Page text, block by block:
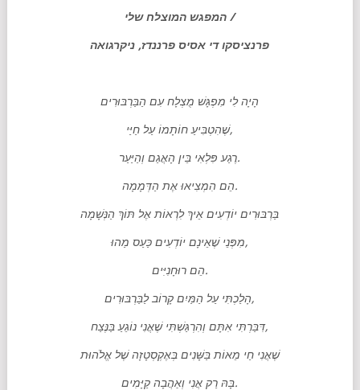
המפגש המוצלח שלי /
פרנציסקו די אסיס פרננדז, ניקרגואה
הָיָה לִי מִפְגָּשׁ מֻצְלָח עִם הַבַּרְבּוּרִים
שֶׁהִטְבִּיעַ חוֹתָמוֹ עַל חַיַּי,
רֶגַע פִּלְאִי בֵּין הָאֲגַם וְהַיַּעַר.
הֵם הִמְצִיאוּ אֶת הַדְּמָמָה.
בַּרְבּוּרִים יוֹדְעִים אֵיךְ לִרְאוֹת אֶל תּוֹךְ הַנְּשָׁמָה
מִפְּנֵי שֶׁאֵינָם יוֹדְעִים כַּעַס מַהוּ,
הֵם רוּחָנִיִּים.
הָלַכְתִּי עַל הַמַּיִם קָרוֹב לַבַּרְבּוּרִים,
דִּבַּרְתִּי אִתָּם וְהִרְגַּשְׁתִּי שֶׁאֲנִי נוֹגֵעַ בַּנֶּצַח,
שֶׁאֲנִי חַי מֵאוֹת בַּשָּׁנִים בְּאֶקְסְטָזָה שֶׁל אֱלֹהוּת
בָּהּ רַק אֲנִי וְאַהֲבָה קַיָּמִים.